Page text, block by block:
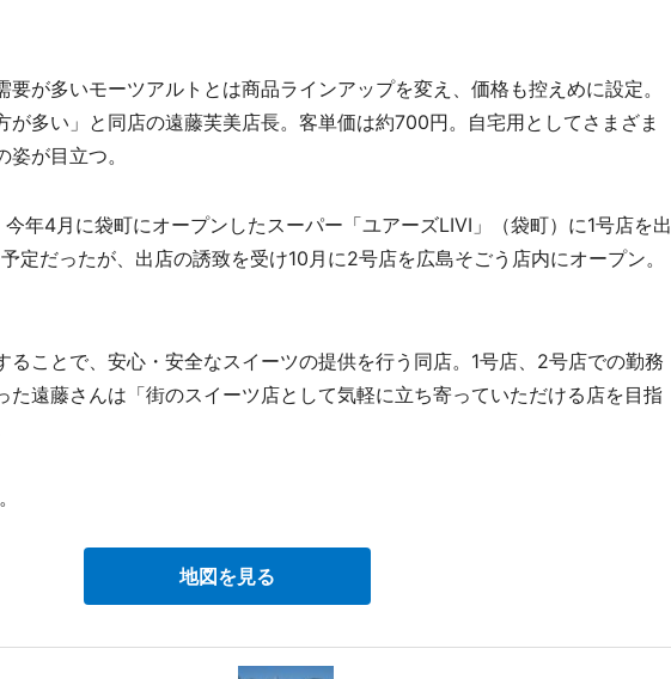
が多いモーツアルトとは商品ラインアップを変え、価格も控えめに設定。
が多い」と同店の遠藤芙美店長。客単価は約700円。自宅用としてさまざま
が目立つ。
年4月に袋町にオープンしたスーパー「ユアーズLIVI」（袋町）に1号店を出
定だったが、出店の誘致を受け10月に2号店を広島そごう店内にオープン。
ことで、安心・安全なスイーツの提供を行う同店。1号店、2号店での勤務
た遠藤さんは「街のスイーツ店として気軽に立ち寄っていただける店を目指
地図を見る